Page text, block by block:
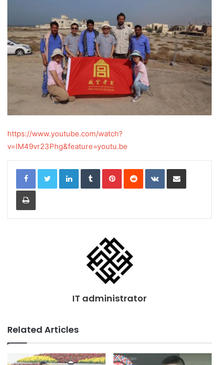
https://www.youtube.com/watch?
v=lM49vr23Phg&feature=youtu.be
LinkedIn Tumblr Pinterest Reddit VKontakte
Print
IT administrator
Related Articles